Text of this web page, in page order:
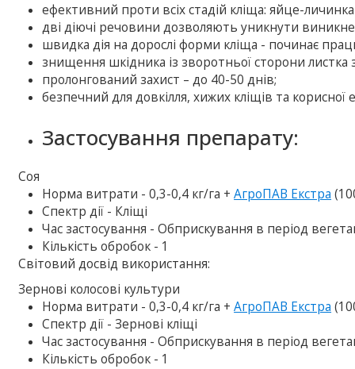
ефективний проти всіх стадій кліща: яйце-
дві діючі речовини дозволяють уникнути
швидка дія на дорослі форми кліща - починає
знищення шкідника із зворотньої сторони листка
пролонгований захист – до 40-50 днів;
безпечний для довкілля, хижих кліщів та
Застосування препарату:
Соя
Норма витрати - 0,3-0,4 кг/га +АгроПАВ Екстра
Спектр дії - Кліщі
Час застосування - Обприскування в період
Кількість обробок - 1
Свiтовий досвiд використання:
Зернові колосові культури
Норма витрати - 0,3-0,4 кг/га +АгроПАВ Екстра
Спектр дії - Зернові кліщі
Час застосування - Обприскування в період
Кількість обробок - 1